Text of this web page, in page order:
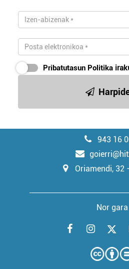
Pribatutasun Politika
943 16
Oriamendi, 32
Nor gara